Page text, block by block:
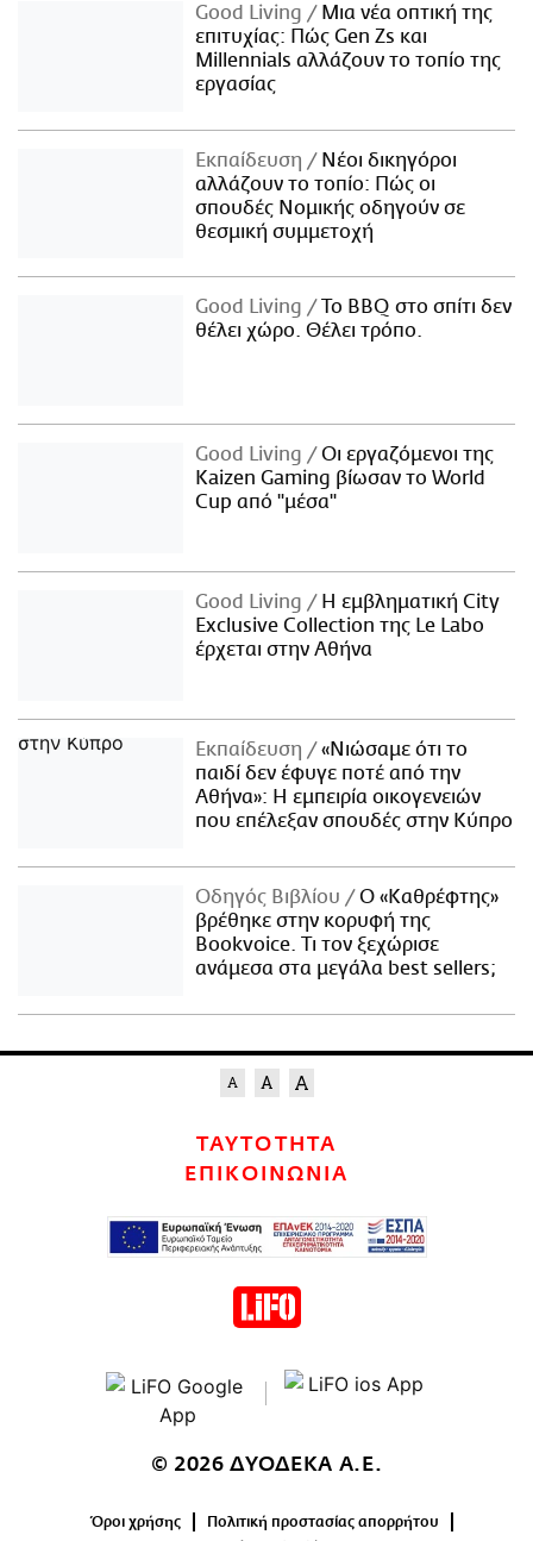
Good Living
Μια νέα οπτική της
επιτυχίας: Πώς Gen Zs και
Millennials αλλάζουν το τοπίο της
εργασίας
Εκπαίδευση
Νέοι δικηγόροι
αλλάζουν το τοπίο: Πώς οι
σπουδές Νομικής οδηγούν σε
θεσμική συμμετοχή
Good Living
Το BBQ στο σπίτι δεν
θέλει χώρο. Θέλει τρόπο.
Good Living
Οι εργαζόμενοι της
Kaizen Gaming βίωσαν το World
Cup από "μέσα"
Good Living
Η εμβληματική City
Exclusive Collection της Le Labo
έρχεται στην Αθήνα
Εκπαίδευση
«Νιώσαμε ότι το
παιδί δεν έφυγε ποτέ από την
Αθήνα»: Η εμπειρία οικογενειών
που επέλεξαν σπουδές στην Κύπρο
Οδηγός Βιβλίου
Ο «Καθρέφτης»
βρέθηκε στην κορυφή της
Bookvoice. Τι τον ξεχώρισε
ανάμεσα στα μεγάλα best sellers;
ΤΑΥΤΟΤΗΤΑ
ΕΠΙΚΟΙΝΩΝΙΑ
© 2026 ΔΥΟΔΕΚΑ Α.Ε.
Όροι χρήσης
Πολιτική προστασίας απορρήτου